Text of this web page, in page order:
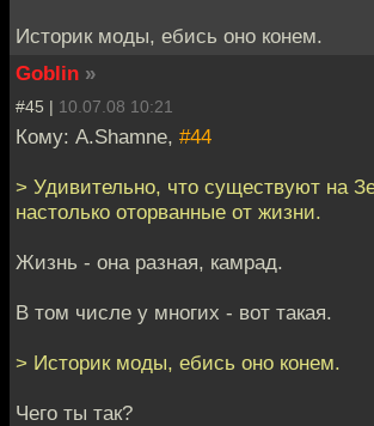
Историк моды, ебись оно конем.
Goblin »
#45 | 10.07.08 10:21
Кому: A.Shamne, #44
> Удивительно, что существуют на
настолько оторванные от жизни.
Жизнь - она разная, камрад.
В том числе у многих - вот такая.
> Историк моды, ебись оно конем.
Чего ты так?